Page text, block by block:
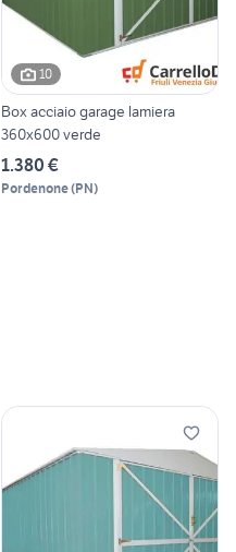
10
Box acciaio garage lamiera
360x600 verde
1.380 €
Pordenone(PN)